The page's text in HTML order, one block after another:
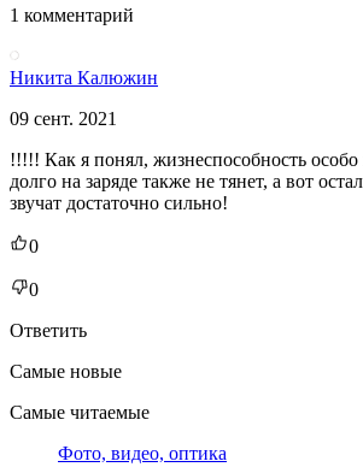
1 комментарий
Никита Калюжин
09 сент. 2021
!!!!! Как я понял, жизнеспособность
долго на заряде также не тянет, а вот
звучат достаточно сильно!
0
0
Ответить
Самые новые
Самые читаемые
Фото, видео, оптика